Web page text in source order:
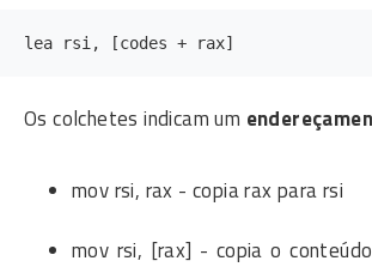
Os colchetes indicam um
mov rsi, rax - copia rax para rsi
mov rsi, [rax] - copia o